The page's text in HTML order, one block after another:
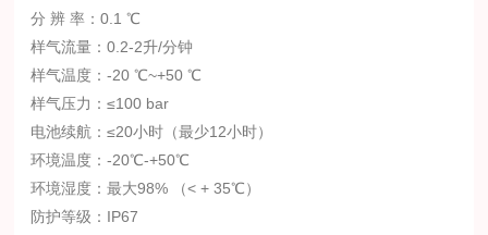
分 辨 率：0.1℃
样气流量：0.2-2升/分钟
样气温度：-20℃~+50℃
样气压力：≤100 bar
电池续航：≤20小时（最少12小时）
环境温度：-20℃-+50℃
环境湿度：最大98% （< + 35℃）
防护等级： IP67